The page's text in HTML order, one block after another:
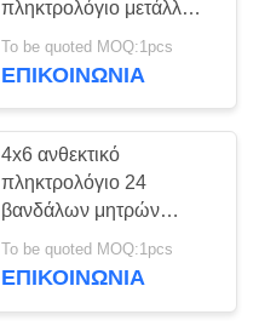
πληκτρολόγιο μετάλλων
αδιάβροχο με την
παροχή ηλεκτρικού
To be quoted MOQ:1pcs
ΕΠΙΚΟΙΝΩΝΊΑ
4x6 ανθεκτικό
πληκτρολόγιο 24
βανδάλων μητρών
αναδρομικά φωτισμένο
βασικό ψηφιακό
To be quoted MOQ:1pcs
ΕΠΙΚΟΙΝΩΝΊΑ